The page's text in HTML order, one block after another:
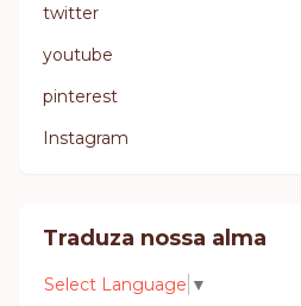
twitter
youtube
pinterest
Instagram
Traduza nossa alma
Select Language ▼